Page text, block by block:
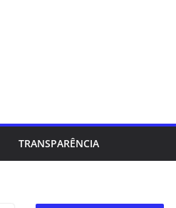
TRANSPARÊNCIA